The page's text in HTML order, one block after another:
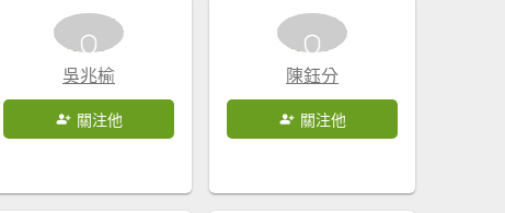
吳兆榆
關注他
陳鈺分
關注他